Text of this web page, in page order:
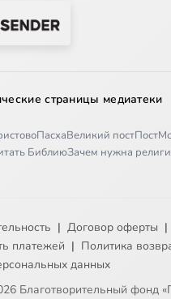
страницы медиатеки
ПасхаВеликий постПост
БиблиюЗачем нужна
| Договор оферты |
платежей | Политика
данных
Благотворительный фонд